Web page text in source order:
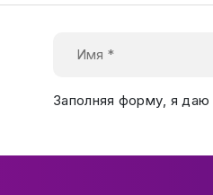
Заполняя форму, я даю